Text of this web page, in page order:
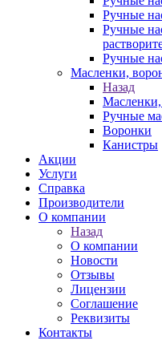
Ручные
Ручные
Ручные
Масленки,
Назад
Ручные
Воронки
Канистры
Акции
Услуги
Справка
Производители
О компании
Назад
О компании
Новости
Отзывы
Лицензии
Соглашение
Реквизиты
Контакты